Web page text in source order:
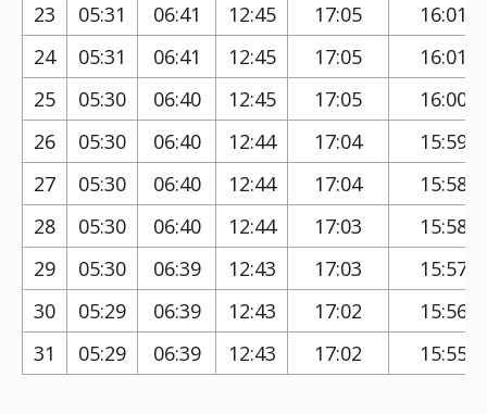
23
05:31 06:41 12:45 17:05
16:01
24
05:31 06:41 12:45 17:05
16:01
25
05:30 06:40 12:45 17:05
16:00
26
05:30 06:40 12:44 17:04
15:59
27
05:30 06:40 12:44 17:04
15:58
28
05:30 06:40 12:44 17:03
15:58
29
05:30 06:39 12:43 17:03
15:57
30
05:29 06:39 12:43 17:02
15:56
31
05:29 06:39 12:43 17:02 15:55